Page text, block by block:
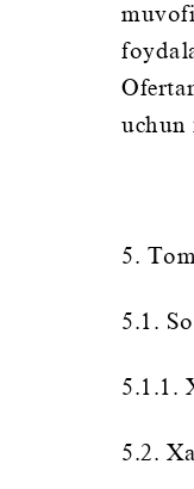
uchun
5.
5.1.
5.1.1.
5.2.